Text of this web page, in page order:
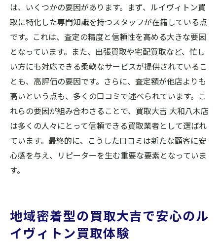
は、いくつかの要因があります。まず、ルイヴィトン買
取に特化した専門知識を持つスタッフが在籍している点
です。これは、査定の精度と信頼性を高める大きな要因
となっています。また、出張買取や宅配買取など、忙し
い方にも対応できる柔軟なサービスが提供されているこ
とも、高評価の要因です。さらに、査定額が他店よりも
高いという点も、多くの口コミで述べられています。こ
れらの要因が組み合わさることで、買取大吉 大和八木店
は多くの人々にとって信頼できる買取業者として選ばれ
ています。最終的に、こうした口コミは新たな顧客に安
心感を与え、リピーターを生む重要な要素となっていま
す。
地域密着型の買取大吉で安心のル
イヴィトン買取体験